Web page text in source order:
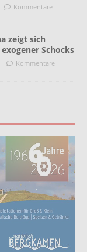
Kommentare
zeigt sich
Schocks
Kommentare